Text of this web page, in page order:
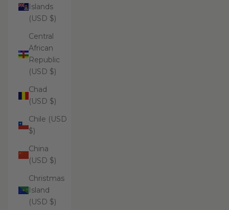
Islands
(USD $)
Central
African
Republic
(USD $)
Chad
(USD $)
Chile (USD
$)
China
(USD $)
Christmas
Island
(USD $)